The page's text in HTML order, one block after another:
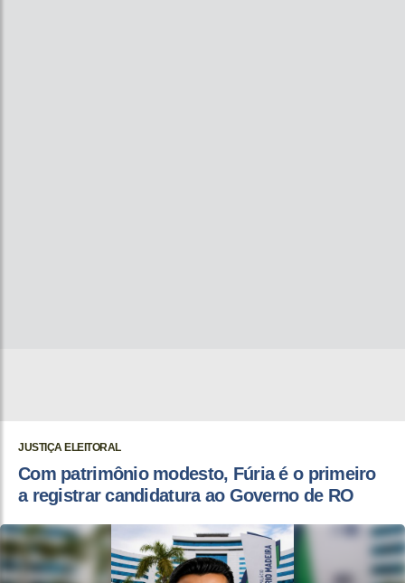
JUSTIÇA ELEITORAL
Com patrimônio modesto, Fúria é o primeiro
a registrar candidatura ao Governo de RO